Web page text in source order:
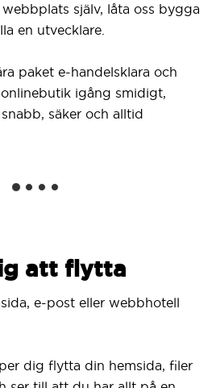
själv, låta oss bygga
en utvecklare.
paket e-handelsklara och
igång smidigt,
säker och alltid
att flytta
e-post eller webbhotell
dig flytta din hemsida, filer